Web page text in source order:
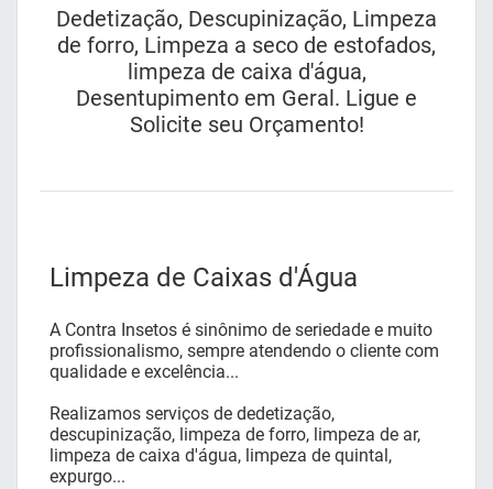
Dedetização, Descupinização, Limpeza
de forro, Limpeza a seco de estofados,
limpeza de caixa d'água,
Desentupimento em Geral. Ligue e
Solicite seu Orçamento!
Limpeza de Caixas d'Água
A Contra Insetos é sinônimo de seriedade e muito
profissionalismo, sempre atendendo o cliente com
qualidade e excelência...
Realizamos serviços de dedetização,
descupinização, limpeza de forro, limpeza de ar,
limpeza de caixa d'água, limpeza de quintal,
expurgo...